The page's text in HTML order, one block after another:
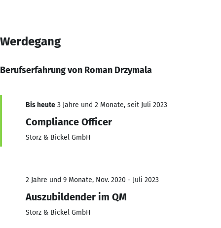
Werdegang
Berufserfahrung von Roman Drzymala
Bis heute 3 Jahre und 2 Monate, seit Juli 2023
Compliance Officer
Storz & Bickel GmbH
2 Jahre und 9 Monate, Nov. 2020 - Juli 2023
Auszubildender im QM
Storz & Bickel GmbH